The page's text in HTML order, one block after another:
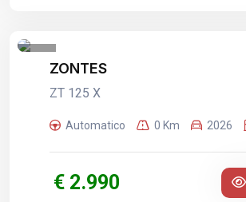
ZONTES
ZT 125 X
Automatico 0 Km 2026
€ 2.990